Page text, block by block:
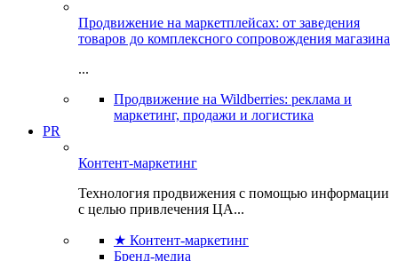
Продвижение на маркетплейсах: от заведения
товаров до комплексного сопровождения магазина
...
Продвижение на Wildberries: реклама и
маркетинг, продажи и логистика
PR
Контент-маркетинг
Технология продвижения с помощью информации
с целью привлечения ЦА...
★ Контент-маркетинг
Бренд-медиа